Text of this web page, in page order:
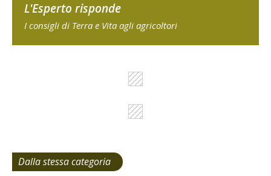
L'Esperto risponde
I consigli di Terra e Vita agli agricoltori
Dalla stessa categoria